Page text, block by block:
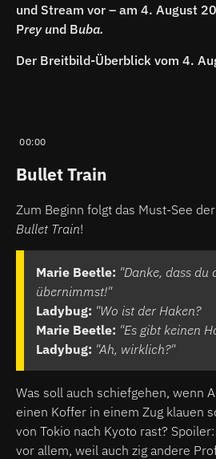
und Stream vor – am 4. August
Prey und Buba.
00:00
Bullet Train
Zum Beginn folgt das Must-See
Bullet Train!
Marie Beetle: "Danke, dass du
übernimmst!"
Ladybug: "Wo ist der Haken?
Marie Beetle: "Es gibt keinen
Ladybug: "Ah, wirklich?"
Was soll auch schiefgehen, wenn
einen Koffer in einem Zug klauen
von Tokio nach Kyoto rast?
vor allem, weil auch zig andere